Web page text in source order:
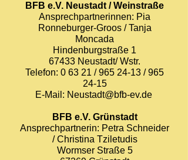
BFB e.V. Neustadt / Weinstraße
Ansprechpartnerinnen: Pia
Ronneburger-Groos / Tanja
Moncada
Hindenburgstraße 1
67433 Neustadt/ Wstr.
Telefon: 0 63 21 / 965 24-13 / 965
24-15
E-Mail: Neustadt@bfb-ev.de
BFB e.V. Grünstadt
Ansprechpartnerin: Petra Schneider
/ Christina Tziletudis
Wormser Straße 5